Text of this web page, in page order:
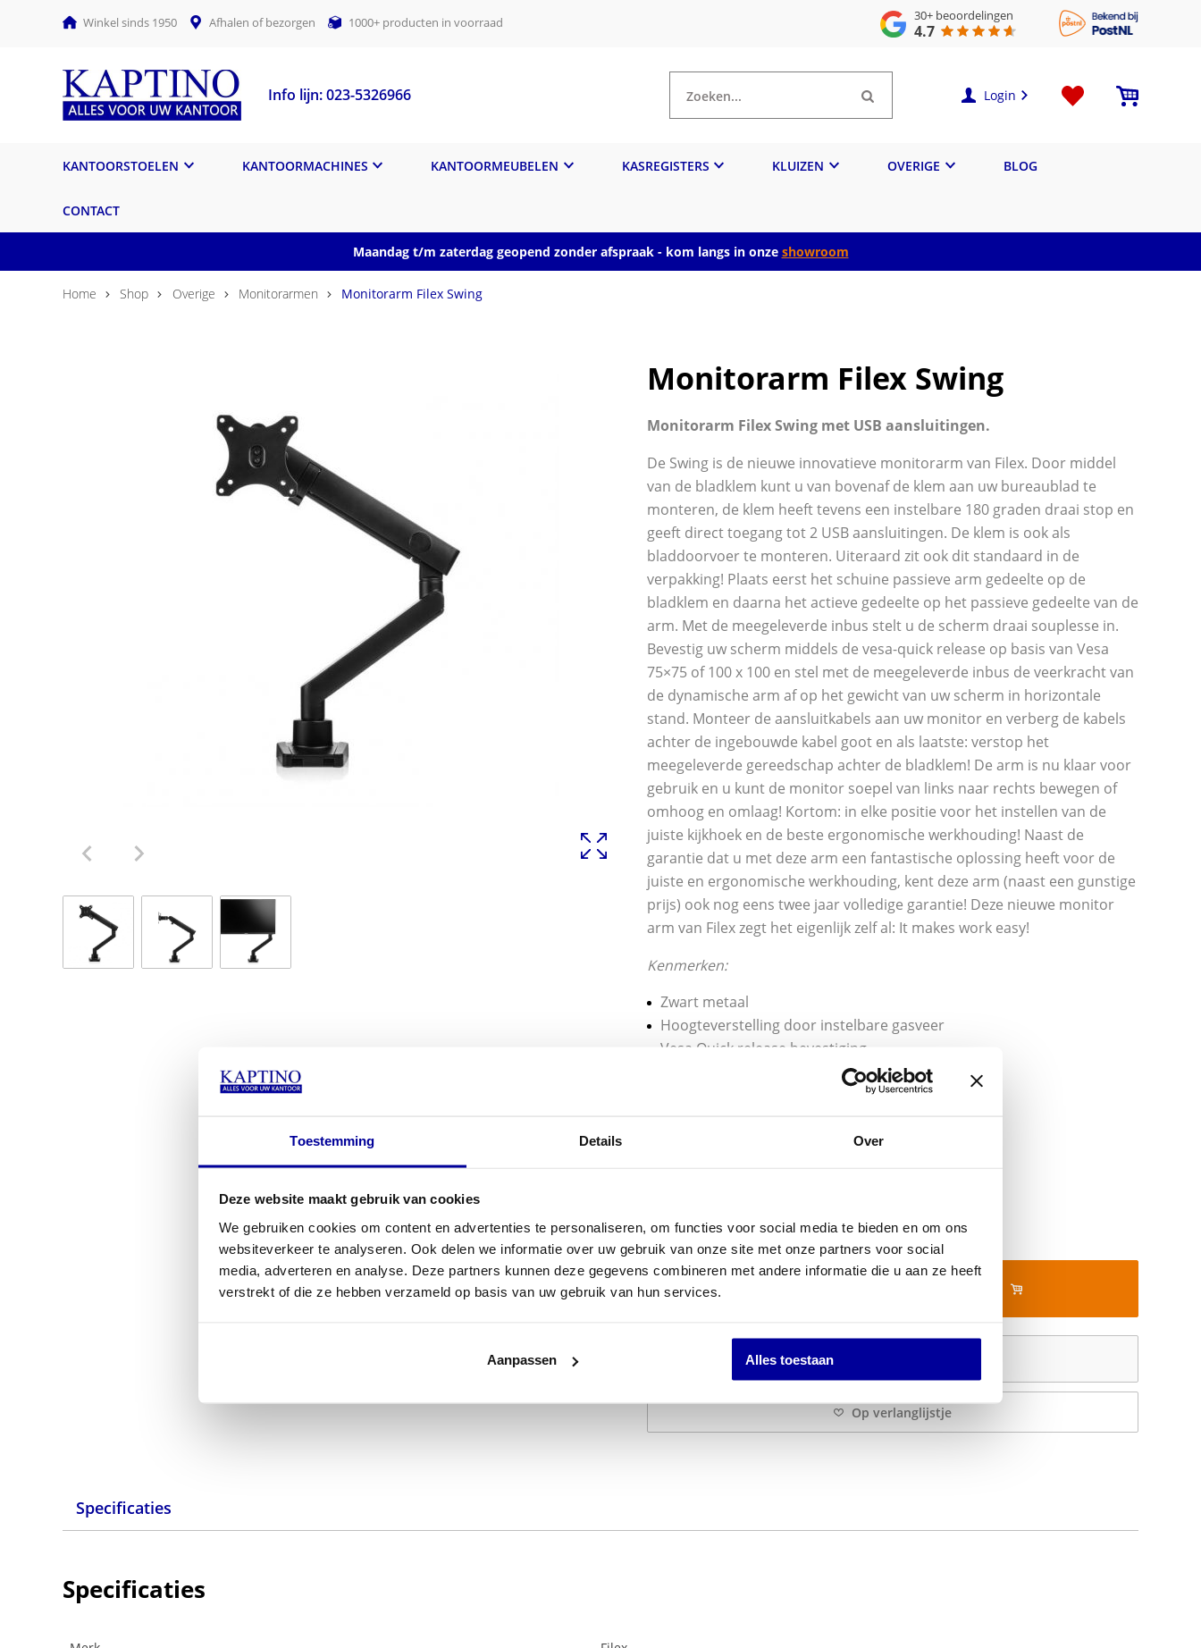
Toestemming Details Over
Deze website maakt gebruik van cookies
We gebruiken cookies om content en advertenties te personaliseren, om functies voor social media te bieden en om ons
websiteverkeer te analyseren. Ook delen we informatie over uw gebruik van onze site met onze partners voor social
media, adverteren en analyse. Deze partners kunnen deze gegevens combineren met andere informatie die u aan ze heeft
verstrekt of die ze hebben verzameld op basis van uw gebruik van hun services.
Aanpassen Alles toestaan
Winkel sinds 1950 Afhalen of bezorgen 1000+ producten in voorraad 30+ beoordelingen
4.7
Info lijn: 023-5326966 Zoeken... Login
KANTOORSTOELEN KANTOORMACHINES KANTOORMEUBELEN KASREGISTERS KLUIZEN OVERIGE BLOG
CONTACT
Maandag t/m zaterdag geopend zonder afspraak - kom langs in onze showroom
Home Shop Overige Monitorarmen Monitorarm Filex Swing
Monitorarm Filex Swing
Monitorarm Filex Swing met USB aansluitingen.
De Swing is de nieuwe innovatieve monitorarm van Filex. Door middel
van de bladklem kunt u van bovenaf de klem aan uw bureaublad te
monteren, de klem heeft tevens een instelbare 180 graden draai stop en
geeft direct toegang tot 2 USB aansluitingen. De klem is ook als
bladdoorvoer te monteren. Uiteraard zit ook dit standaard in de
verpakking! Plaats eerst het schuine passieve arm gedeelte op de
bladklem en daarna het actieve gedeelte op het passieve gedeelte van de
arm. Met de meegeleverde inbus stelt u de scherm draai souplesse in.
Bevestig uw scherm middels de vesa-quick release op basis van Vesa
75×75 of 100 x 100 en stel met de meegeleverde inbus de veerkracht van
de dynamische arm af op het gewicht van uw scherm in horizontale
stand. Monteer de aansluitkabels aan uw monitor en verberg de kabels
achter de ingebouwde kabel goot en als laatste: verstop het
meegeleverde gereedschap achter de bladklem! De arm is nu klaar voor
gebruik en u kunt de monitor soepel van links naar rechts bewegen of
omhoog en omlaag! Kortom: in elke positie voor het instellen van de
juiste kijkhoek en de beste ergonomische werkhouding! Naast de
garantie dat u met deze arm een fantastische oplossing heeft voor de
juiste en ergonomische werkhouding, kent deze arm (naast een gunstige
prijs) ook nog eens twee jaar volledige garantie! Deze nieuwe monitor
arm van Filex zegt het eigenlijk zelf al: It makes work easy!
Kenmerken:
Zwart metaal
Hoogteverstelling door instelbare gasveer
Vesa Quick release bevestiging
Aansluiting Vesa 75x75 en 100x100
EX BTW: €98,35
Offerte aanvragen
Op verlanglijstje
Specificaties
Specificaties